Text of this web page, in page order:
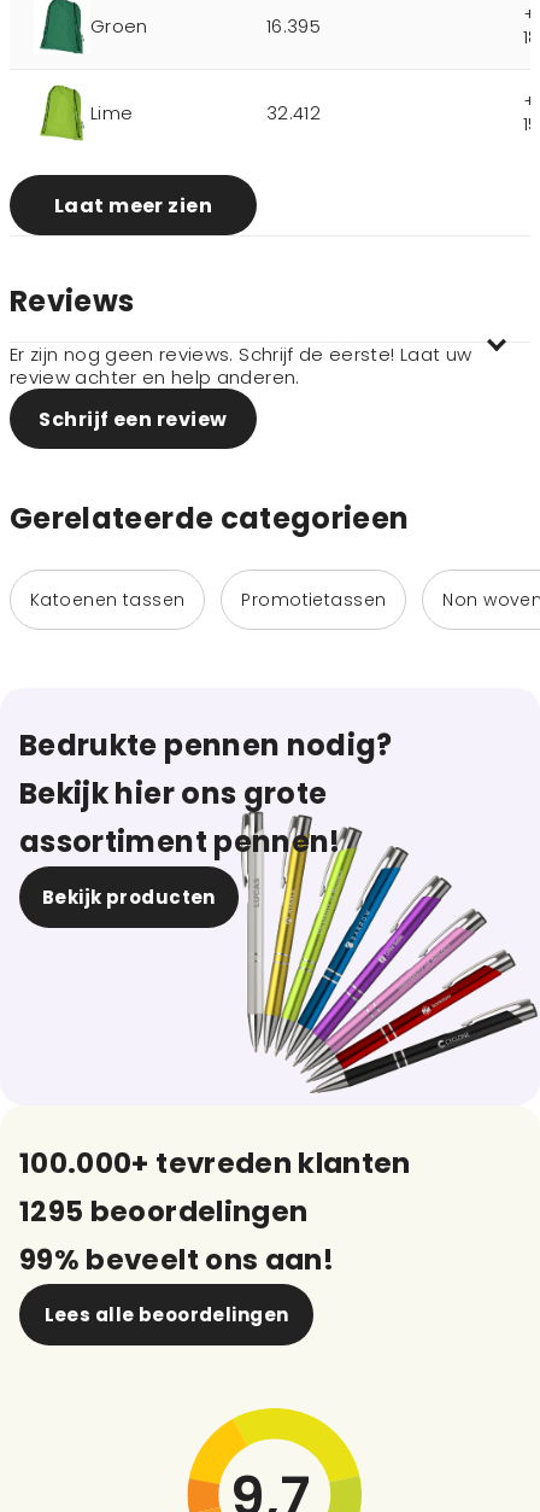
Groen 16.395
Lime 32.412
Laat meer zien
Reviews
Er zijn nog geen reviews. Schrijf de eerste! Laat uw
review achter en help anderen.
Schrijf een review
Gerelateerde categorieen
Katoenen tassen Promotietassen Non
Bedrukte pennen nodig?
Bekijk hier ons grote
assortiment pennen!
Bekijk producten
100.000+ tevreden klanten
1295 beoordelingen
99% beveelt ons aan!
Lees alle beoordelingen
9,7